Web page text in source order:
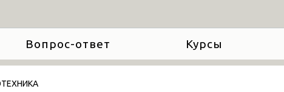
Вопрос-ответ Курсы